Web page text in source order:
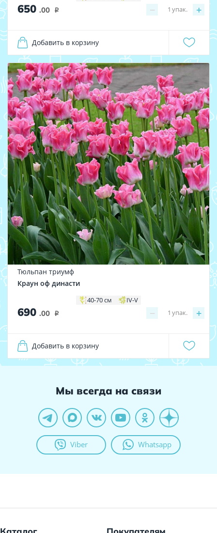
650 .00 i − +
1 упак.
Добавить в корзину
Тюльпан триумф
Краун оф династи
40-70 см IV-V
690 .00 i − +
1 упак.
Добавить в корзину
Мы всегда на связи
Viber Whatsapp